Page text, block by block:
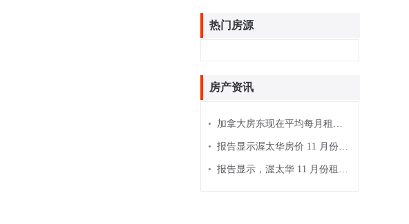
热门房源
房产资讯
• 加拿大房东现在平均每月租金为 2,185 美元
• 报告显示渥太华房价 11 月份上涨 4.6％
• 报告显示，渥太华 11 月份租金价格下跌 3％